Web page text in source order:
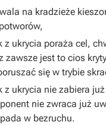
na kradzieże
z ukrycia poraża cel,
zawsze jest to cios
się w trybie
z ukrycia nie zabiera
nie zwraca już
w bezruchu.